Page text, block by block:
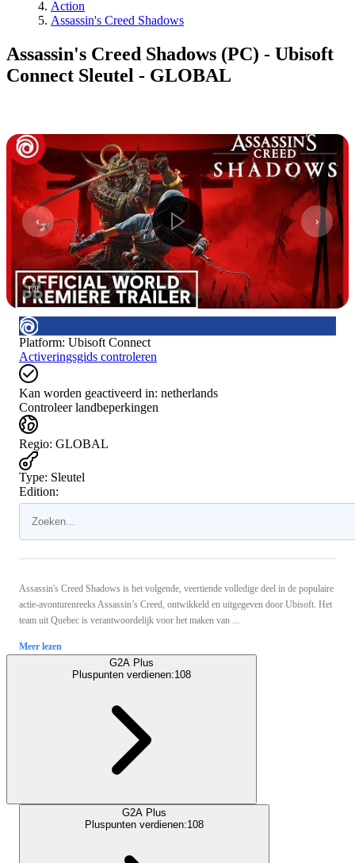
Action
Assassin's Creed Shadows
Assassin's Creed Shadows (PC) - Ubisoft
Connect Sleutel - GLOBAL
1/8
Platform: Ubisoft Connect
Activeringsgids controleren
Kan worden geactiveerd in: netherlands
Controleer landbeperkingen
Regio: GLOBAL
Type: Sleutel
Edition:
Assassin's Creed Shadows is het volgende, veertiende volledige deel in de populaire
actie-avonturenreeks Assassin’s Creed, ontwikkeld en uitgegeven door Ubisoft. Het
team uit Quebec is verantwoordelijk voor het maken van ...
Meer lezen
G2A Plus
Pluspunten verdienen:108
G2A Plus
Pluspunten verdienen:108